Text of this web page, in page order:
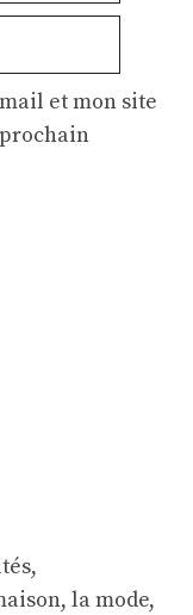
et mon site
la mode,